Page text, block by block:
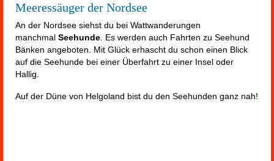
Meeressäuger der Nordsee
An der Nordsee siehst du bei Wattwanderungen
manchmal Seehunde. Es werden auch Fahrten zu Seehund
Bänken angeboten. Mit Glück erhascht du schon einen Blick
auf die Seehunde bei einer Überfahrt zu einer Insel oder
Hallig.
Auf der Düne von Helgoland bist du den Seehunden ganz nah!